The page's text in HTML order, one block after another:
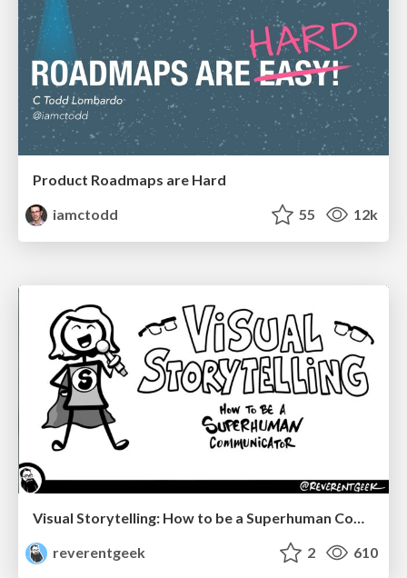
Product Roadmaps are Hard
iamctodd
55 12k
Visual Storytelling: How to be a Superhuman Communicator
reverentgeek
2 610